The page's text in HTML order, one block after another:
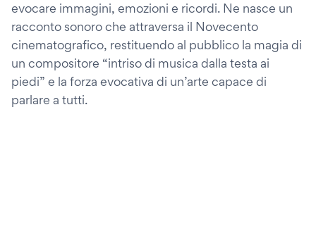
evocare immagini, emozioni e ricordi. Ne nasce un
racconto sonoro che attraversa il Novecento
cinematografico, restituendo al pubblico la magia di
un compositore “intriso di musica dalla testa ai
piedi” e la forza evocativa di un’arte capace di
parlare a tutti.